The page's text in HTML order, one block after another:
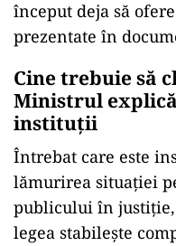
început deja să
prezentate în
Cine trebuie să
Ministrul
instituții
Întrebat care este
lămurirea situației
publicului în
legea stabilește